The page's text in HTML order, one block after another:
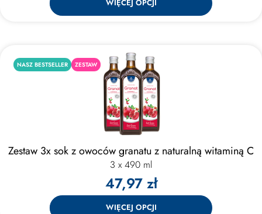
WIĘCEJ OPCJI
NASZ BESTSELLER ZESTAW
Zestaw 3x sok z owoców granatu z naturalną witaminą C
3 x 490 ml
47,97 zł
WIĘCEJ OPCJI